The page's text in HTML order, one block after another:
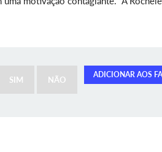
ADICIONAR AOS
SIM NÃO